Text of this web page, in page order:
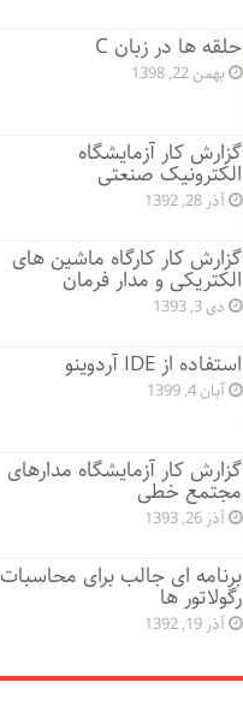
حلقه ها در زبان C
بهمن 22, 1398
گزارش کار آزمایشگاه
الکترونیک صنعتی
آذر 28, 1392
گزارش کار کارگاه ماشین های
الکتریکی و مدار فرمان
دی 3, 1393
استفاده از IDE آردوینو
آبان 4, 1399
گزارش کار آزمایشگاه مدارهای
مجتمع خطی
آذر 26, 1393
برنامه ای جالب برای محاسبات
رگولاتور ها
آذر 19, 1392